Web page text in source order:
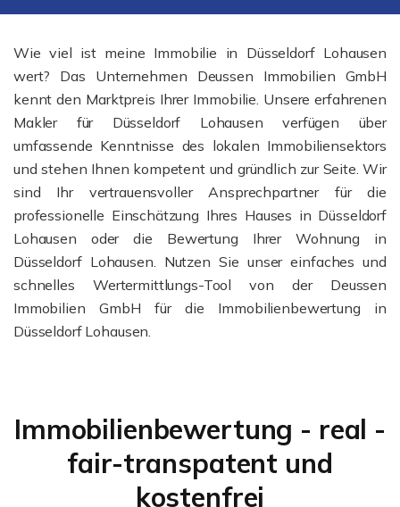
Wie viel ist meine Immobilie in Düsseldorf Lohausen
wert? Das Unternehmen Deussen Immobilien GmbH
kennt den Marktpreis Ihrer Immobilie. Unsere erfahrenen
Makler für Düsseldorf Lohausen verfügen über
umfassende Kenntnisse des lokalen Immobiliensektors
und stehen Ihnen kompetent und gründlich zur Seite. Wir
sind Ihr vertrauensvoller Ansprechpartner für die
professionelle Einschätzung Ihres Hauses in Düsseldorf
Lohausen oder die Bewertung Ihrer Wohnung in
Düsseldorf Lohausen. Nutzen Sie unser einfaches und
schnelles Wertermittlungs-Tool von der Deussen
Immobilien GmbH für die Immobilienbewertung in
Düsseldorf Lohausen.
Immobilienbewertung - real -
fair-transpatent und
kostenfrei